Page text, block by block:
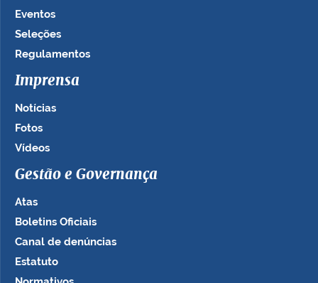
Eventos
Seleções
Regulamentos
Imprensa
Notícias
Fotos
Vídeos
Gestão e Governança
Atas
Boletins Oficiais
Canal de denúncias
Estatuto